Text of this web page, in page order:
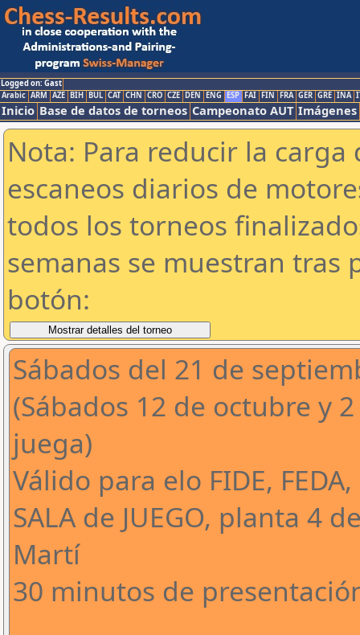
Logged on: Gast
Arabic ARM AZE BIH BUL CAT CHN CRO CZE DEN ENG ESP FAI FIN FRA GER GRE INA
Inicio Base de datos de torneos Campeonato AUT Imágenes
Nota: Para reducir la
escaneos diarios de
todos los torneos
semanas se muestran tras
botón:
Sábados del 21 de
(Sábados 12 de octubre y
juega)
Válido para elo FIDE,
SALA de JUEGO, planta 4
Martí
30 minutos de